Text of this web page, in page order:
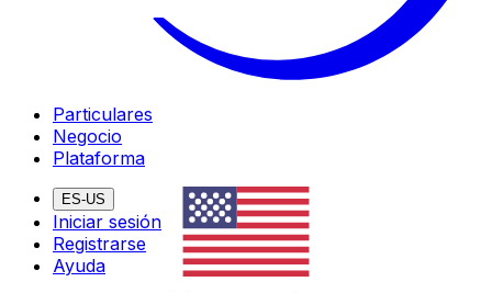
Particulares
Negocio
Plataforma
ES-US
Iniciar sesión
Registrarse
Ayuda